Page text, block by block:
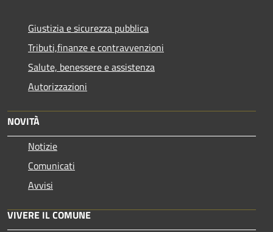
Giustizia e sicurezza pubblica
Tributi,finanze e contravvenzioni
Salute, benessere e assistenza
Autorizzazioni
NOVITÀ
Notizie
Comunicati
Avvisi
VIVERE IL COMUNE